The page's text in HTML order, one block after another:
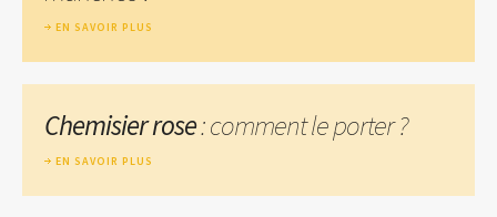
EN SAVOIR PLUS
Chemisier rose: comment le porter ?
EN SAVOIR PLUS